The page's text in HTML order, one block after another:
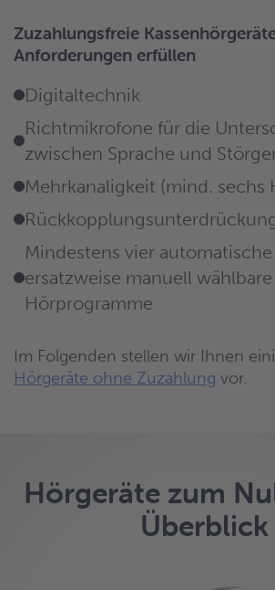
Zuzahlungsfreie
Anforderungen erfüllen
Digitaltechnik
Richtmikrofone für die
zwischen Sprache und
Mehrkanaligkeit (mind. sechs
Mindestens vier
ersatzweise manuell wählbare
Hörprogramme
Im Folgenden stellen wir Ihnen
Hörgeräte ohne Zuzahlung vor.
Hörgeräte zum
Überblick